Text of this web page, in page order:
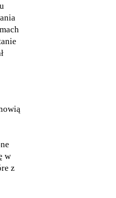
w
z